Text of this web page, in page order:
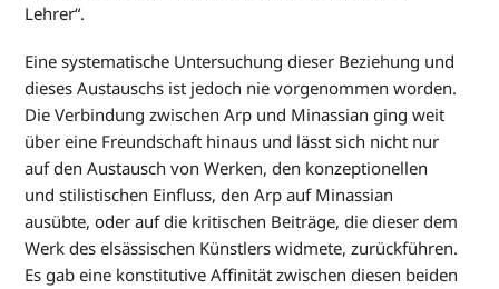
Lehrer“.
Eine systematische Untersuchung dieser Beziehung und
dieses Austauschs ist jedoch nie vorgenommen worden.
Die Verbindung zwischen Arp und Minassian ging weit
über eine Freundschaft hinaus und lässt sich nicht nur
auf den Austausch von Werken, den konzeptionellen
und stilistischen Einfluss, den Arp auf Minassian
ausübte, oder auf die kritischen Beiträge, die dieser dem
Werk des elsässischen Künstlers widmete, zurückführen.
Es gab eine konstitutive Affinität zwischen diesen beiden